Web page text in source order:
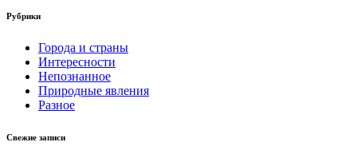
Рубрики
Города и страны
Интересности
Непознанное
Природные явления
Разное
Свежие записи